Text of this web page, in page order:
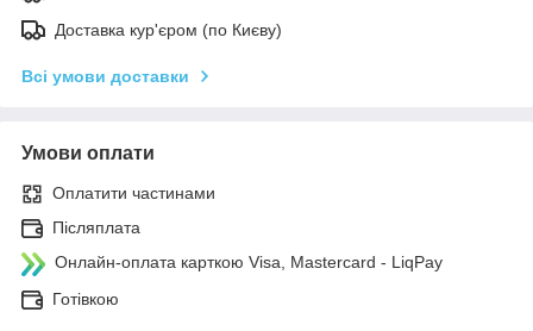
Доставка кур'єром (по Києву)
Всі умови доставки
Умови оплати
Оплатити частинами
Післяплата
Онлайн-оплата карткою Visa, Mastercard - LiqPay
Готівкою